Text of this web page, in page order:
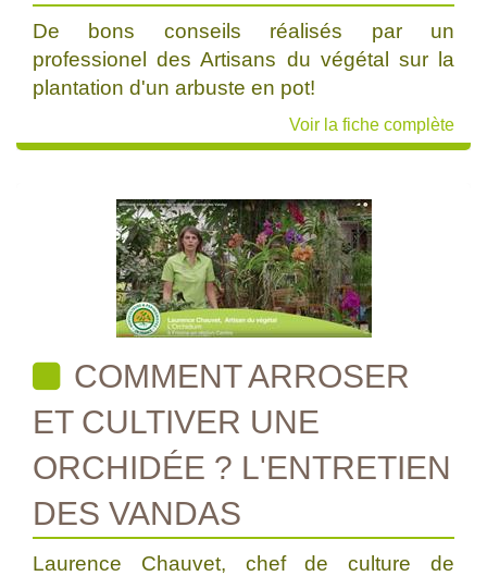
De bons conseils réalisés par un
professionel des Artisans du végétal sur la
plantation d'un arbuste en pot!
Voir la fiche complète
COMMENT ARROSER
ET CULTIVER UNE
ORCHIDÉE ? L'ENTRETIEN
DES VANDAS
Laurence Chauvet, chef de culture de